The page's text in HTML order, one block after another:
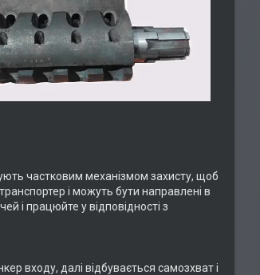
частковим механізмом захисту, щоб
і можуть бути направлені в
і працюйте у відповідності з
входу, далі відбувається самозхват і